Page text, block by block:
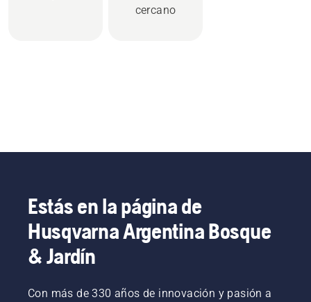
cercano
Estás en la página de
Husqvarna Argentina Bosque
& Jardín
Con más de 330 años de innovación y pasión a